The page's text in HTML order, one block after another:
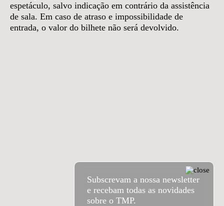
espetáculo, salvo indicação em contrário da assistência
de sala. Em caso de atraso e impossibilidade de
entrada, o valor do bilhete não será devolvido.
Subscrevam a nossa newsletter
e recebam todas as novidades
sobre o TMP.